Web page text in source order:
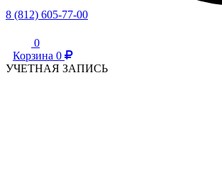
8 (812) 605-77-00
0
Корзина 0
УЧЕТНАЯ ЗАПИСЬ